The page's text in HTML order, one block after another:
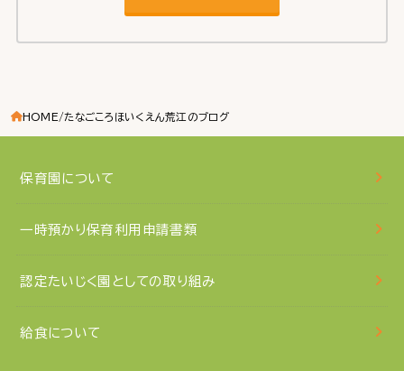
HOME たなごころほいくえん荒江のブログ
保育園について
一時預かり保育利用申請書類
認定たいじく園としての取り組み
給食について